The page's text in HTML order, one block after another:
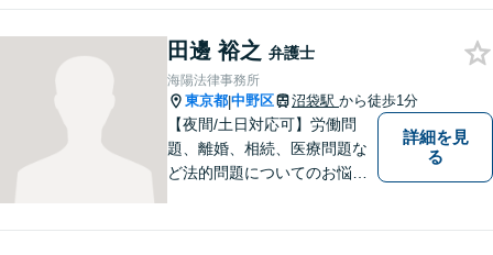
依頼者様の目線に立ち早期問
題解決に取り組みます。お気
軽にご相談ください【完全個
室】
田邊 裕之 弁護士
海陽法律事務所
東京都|中野区 沼袋駅 から徒歩1分
【夜間/土日対応可】労働問
題、離婚、相続、医療問題な
ど法的問題についてのお悩み
詳細を見
る